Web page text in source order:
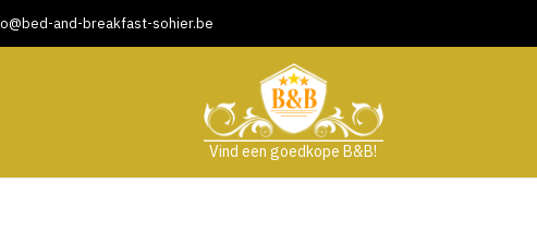
and-breakfast-sohier.be
Vind een goedkope B&B!